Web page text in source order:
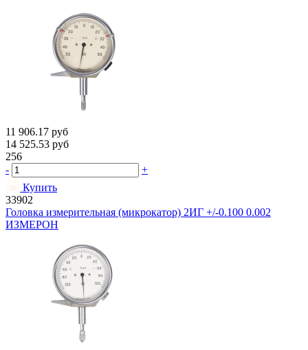
11 906.17 руб
14 525.53 руб
256
-
+
Купить
33902
Головка измерительная (микрокатор) 2ИГ +/-0.100 0.002
ИЗМЕРОН